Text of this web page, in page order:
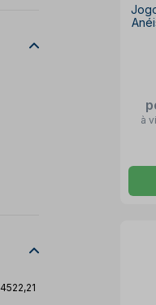
4522,21
à